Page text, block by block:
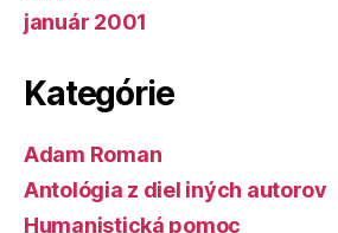
január 2001
Kategórie
Adam Roman
Antológia z diel iných autorov
Humanistická pomoc